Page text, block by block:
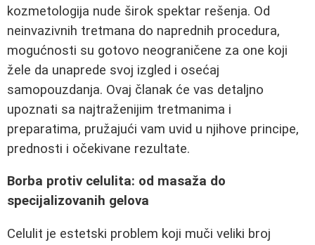
kozmetologija nude širok spektar rešenja. Od
neinvazivnih tretmana do naprednih procedura,
mogućnosti su gotovo neograničene za one koji
žele da unaprede svoj izgled i osećaj
samopouzdanja. Ovaj članak će vas detaljno
upoznati sa najtraženijim tretmanima i
preparatima, pružajući vam uvid u njihove principe,
prednosti i očekivane rezultate.
Borba protiv celulita: od masaža do
specijalizovanih gelova
Celulit je estetski problem koji muči veliki broj